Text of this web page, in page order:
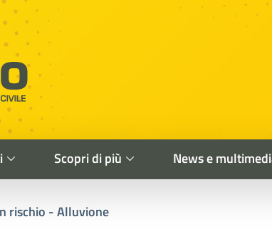
Cerca nel sito
Scopri di più News e
rischio - Alluvione